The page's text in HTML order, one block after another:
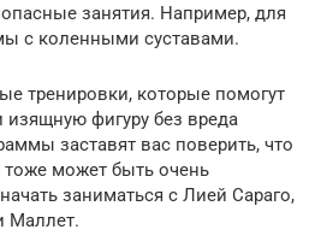
занятия. Например, для
с коленными суставами.
тренировки, которые помогут
изящную фигуру без вреда
заставят вас поверить, что
может быть очень
заниматься с Лией Сараго,
Маллет.